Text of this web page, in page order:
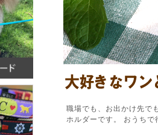
職場でも、お出かけ先で
ホルダーです。 おうち